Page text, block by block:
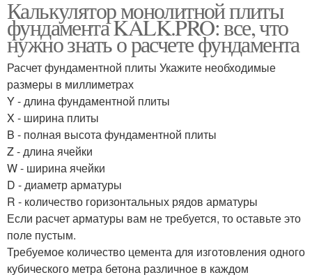
Калькулятор монолитной плиты
фундамента KALK.PRO: все, что
нужно знать о расчете фундамента
Расчет фундаментной плиты Укажите необходимые
размеры в миллиметрах
Y - длина фундаментной плиты
X - ширина плиты
B - полная высота фундаментной плиты
Z - длина ячейки
W - ширина ячейки
D - диаметр арматуры
R - количество горизонтальных рядов арматуры
Если расчет арматуры вам не требуется, то оставьте это
поле пустым.
Требуемое количество цемента для изготовления одного
кубического метра бетона различное в каждом